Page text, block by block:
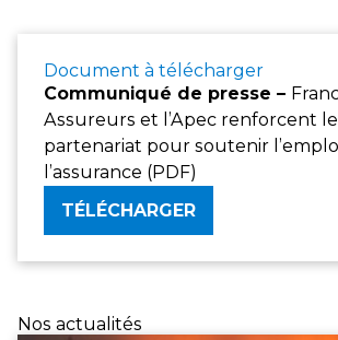
Document à télécharger
Communiqué de presse –
Assureurs et l’Apec renforcent
partenariat pour soutenir
l’assurance (PDF)
TÉLÉCHARGER
Nos actualités